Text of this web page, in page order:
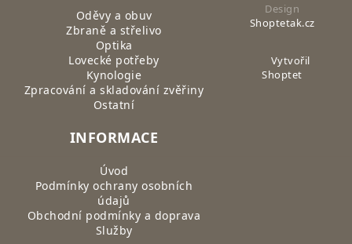
Oděvy a obuv
Zbraně a střelivo
Optika
Lovecké potřeby
Kynologie
Zpracování a skladování zvěřiny
Ostatní
INFORMACE
Úvod
Podmínky ochrany osobních
údajů
Obchodní podmínky a doprava
Služby
Design
Shoptetak.cz
Vytvořil
Shoptet